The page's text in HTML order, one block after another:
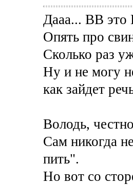
Дааа... ВВ это
Опять про
Сколько раз
Ну и не могу
как зайдет
Володь,
Сам никогда
пить".
Но вот со